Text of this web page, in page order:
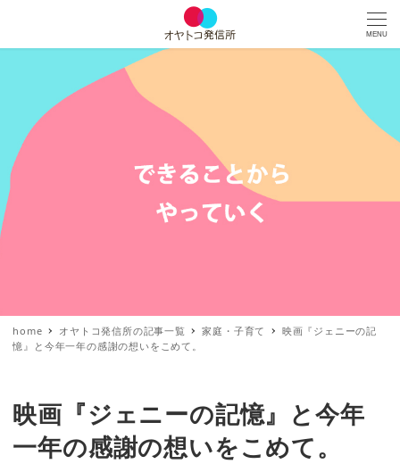
MENU
home オヤトコ発信所の記事一覧 家庭・子育て
映画『ジェニーの記
憶』と今年一年の感謝の想いをこめて。
映画『ジェニーの記憶』と今年
一年の感謝の想いをこめて。